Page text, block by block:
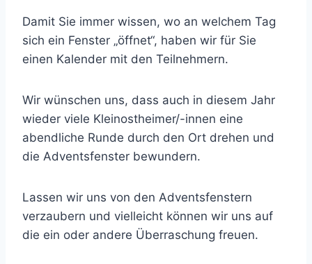
Damit Sie immer wissen, wo an welchem Tag
sich ein Fenster „öffnet“, haben wir für Sie
einen Kalender mit den Teilnehmern.
Wir wünschen uns, dass auch in diesem Jahr
wieder viele Kleinostheimer/-innen eine
abendliche Runde durch den Ort drehen und
die Adventsfenster bewundern.
Lassen wir uns von den Adventsfenstern
verzaubern und vielleicht können wir uns auf
die ein oder andere Überraschung freuen.